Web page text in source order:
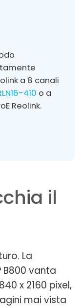
a 8 canali
410 o a
Reolink.
il
La
B800 vanta
x 2160 pixel,
mai vista